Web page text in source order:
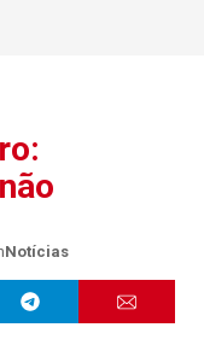
Notícias